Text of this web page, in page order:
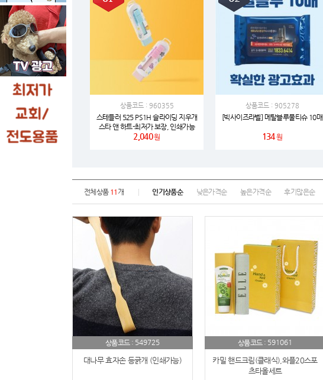
11 usb
12 보조배터리
13 송월타올
14 에코백
15 AP-100025
16
노트
19 스테들러
구급
21 물티슈
22
손톱깍이
25
상품코드 : 960355
스테들러 525 PS1H 슬라이딩 지우개
스타 앤 하트-최저가 보장, 인쇄가능
2,040원
상품코드 : 905278
[빅사이즈라벨] 메탈블루물티슈 10매
134원
전체상품 11 개 인기상품순 낮은가격순 높은가격순 후기많은순
상품코드 : 549725
대나무 효자손 등긁개 (인쇄가능)
상품코드 : 591061
카밀 핸드크림(클래식),와플20스포
츠타올세트